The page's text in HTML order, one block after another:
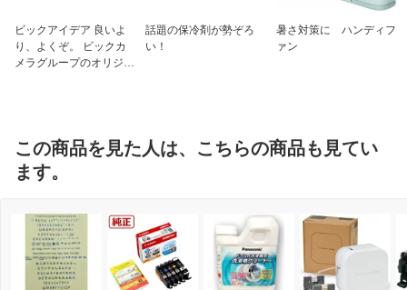
ビックアイデア 良いよ
り、よくぞ。 ビックカ
メラグループのオリジナ
話題の保冷剤が勢ぞろ
い！
暑さ対策に ハンディフ
ァン
この商品を見た人は、こちらの商品も見てい
ます。